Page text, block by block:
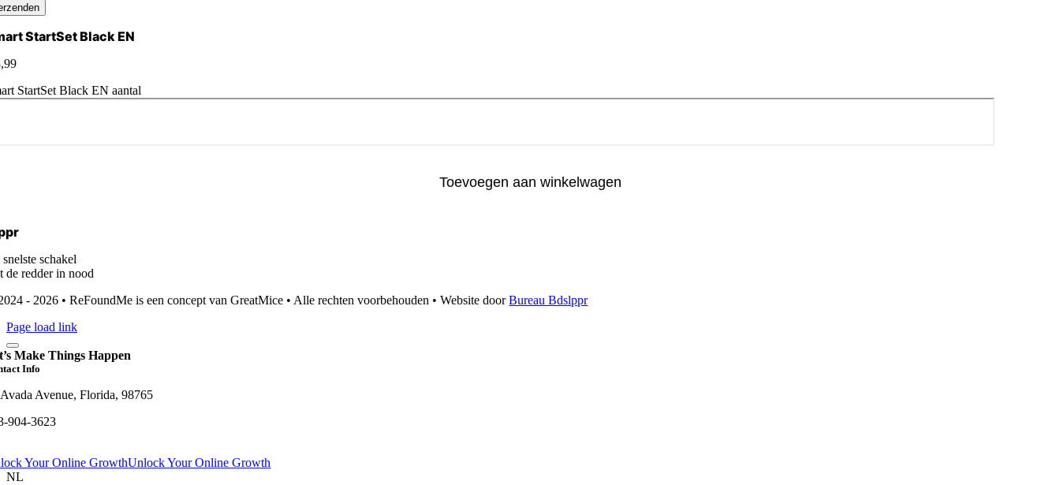
StartSet Black EN
StartSet Black EN aantal
Toevoegen aan winkelwagen
schakel
de redder in nood
- 2026 • ReFoundMe is een concept van GreatMice • Alle rechten voorbehouden • Website doorBureau Bdslppr
Page load link
Make Things Happen
Info
Avenue, Florida, 98765
904-3623
Your Online GrowthUnlock Your Online Growth
NL